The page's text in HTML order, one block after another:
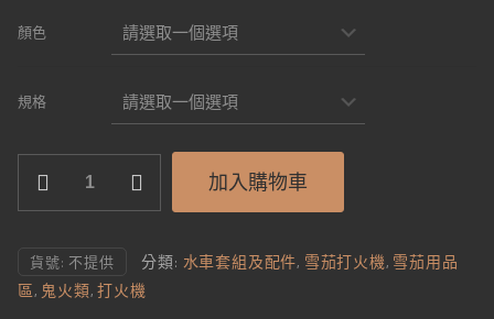
顏色
規格
可
加入購物車
貨號: 不提供 分類: 水車套組及配件, 雪茄打火機, 雪茄用品
區, 鬼火類,打火機